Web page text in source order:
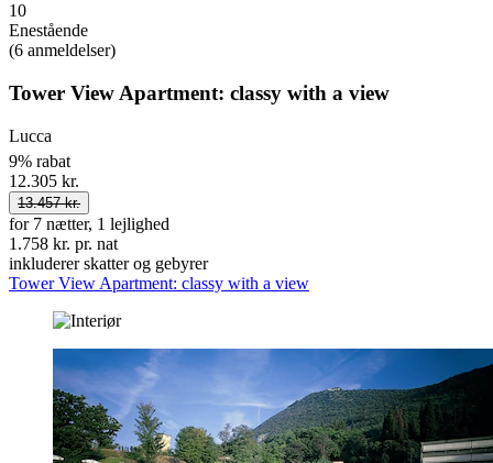
10
Enestående
(6 anmeldelser)
Tower View Apartment: classy with a view
Lucca
9% rabat
12.305 kr.
13.457 kr.
for 7 nætter, 1 lejlighed
1.758 kr. pr. nat
inkluderer skatter og gebyrer
Tower View Apartment: classy with a view